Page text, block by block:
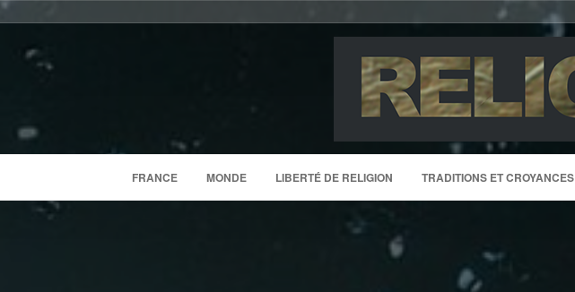
FRANCE MONDE LIBERTÉ DE RELIGION TRADITIONS ET CROYANCES